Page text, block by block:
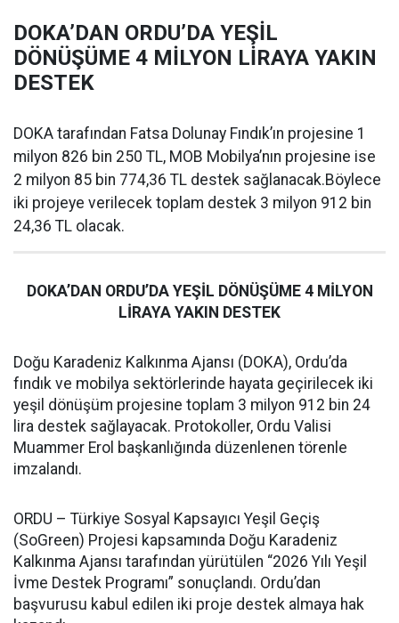
DOKA’DAN ORDU’DA YEŞİL
DÖNÜŞÜME 4 MİLYON LİRAYA YAKIN
DESTEK
DOKA tarafından Fatsa Dolunay Fındık’ın projesine 1
milyon 826 bin 250 TL, MOB Mobilya’nın projesine ise
2 milyon 85 bin 774,36 TL destek sağlanacak.Böylece
iki projeye verilecek toplam destek 3 milyon 912 bin
24,36 TL olacak.
DOKA’DAN ORDU’DA YEŞİL DÖNÜŞÜME 4 MİLYON
LİRAYA YAKIN DESTEK
Doğu Karadeniz Kalkınma Ajansı (DOKA), Ordu’da
fındık ve mobilya sektörlerinde hayata geçirilecek iki
yeşil dönüşüm projesine toplam 3 milyon 912 bin 24
lira destek sağlayacak. Protokoller, Ordu Valisi
Muammer Erol başkanlığında düzenlenen törenle
imzalandı.
ORDU – Türkiye Sosyal Kapsayıcı Yeşil Geçiş
(SoGreen) Projesi kapsamında Doğu Karadeniz
Kalkınma Ajansı tarafından yürütülen “2026 Yılı Yeşil
İvme Destek Programı” sonuçlandı. Ordu’dan
başvurusu kabul edilen iki proje destek almaya hak